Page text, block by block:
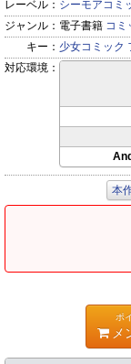
レーベル： シーモアコミ
ジャンル： 電子書籍 コミ
キー： 少女コミック
対応環境：
本
ポ
メ